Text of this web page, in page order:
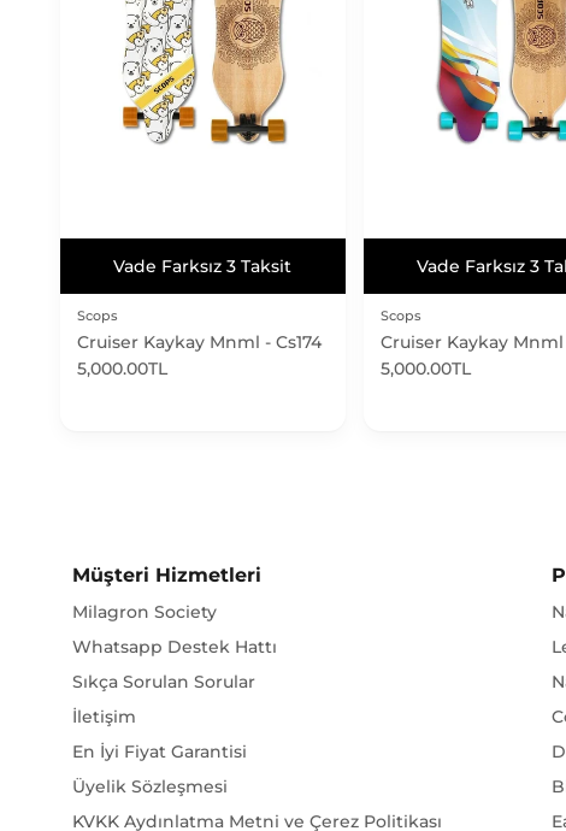
Vade Farksız 3 Taksit
Scops
Cruiser Kaykay Mnml - Cs174
5,000.00TL
Vade Farksız 3
Scops
Cruiser Kaykay Mnml
5,000.00TL
Müşteri Hizmetleri
Milagron Society
Whatsapp Destek Hattı
Sıkça Sorulan Sorular
İletişim
En İyi Fiyat Garantisi
Üyelik Sözleşmesi
KVKK Aydınlatma Metni ve Çerez Politikası